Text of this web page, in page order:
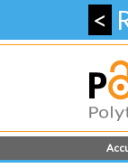
<